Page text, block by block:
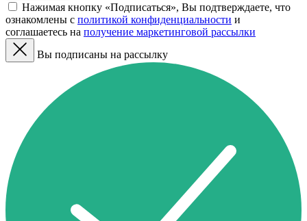
Нажимая кнопку «Подписаться», Вы подтверждаете, что
ознакомлены с политикой конфиденциальности и
соглашаетесь на получение маркетинговой рассылки
Вы подписаны на рассылку